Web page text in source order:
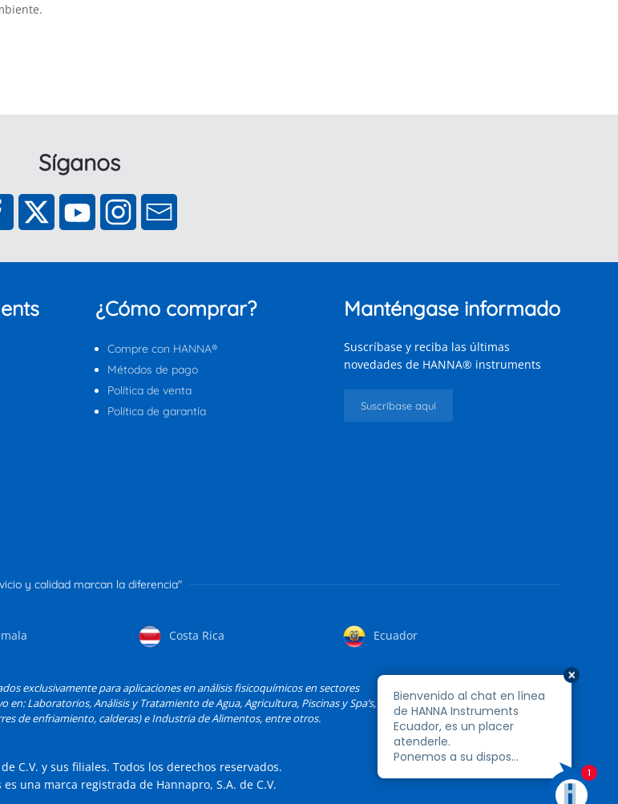
Síganos
¿Cómo comprar?
Compre con HANNA®
Métodos de pago
Política de venta
Política de garantía
Manténgase informado
Suscríbase y reciba las últimas
novedades de HANNA® instruments
Suscríbase aquí
y calidad marcan la diferencia"
Costa Rica Ecuador
exclusivamente para aplicaciones en análisis fisicoquímicos en sectores
en: Laboratorios, Análisis y Tratamiento de Agua, Agricultura, Piscinas y Spa’s,
de enfriamiento, calderas) e Industria de Alimentos, entre otros.
C.V. y sus filiales. Todos los derechos reservados.
una marca registrada de Hannapro, S.A. de C.V.